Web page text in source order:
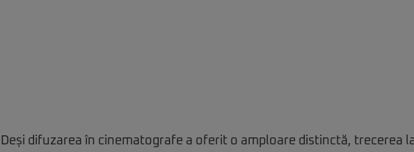
Deși difuzarea în cinematografe a oferit o amploare distinctă, trecerea